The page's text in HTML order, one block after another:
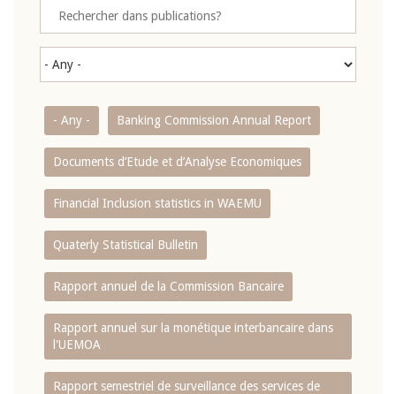
- Any - Banking Commission Annual Report
Documents d’Etude et d’Analyse Economiques
Financial Inclusion statistics in WAEMU
Quaterly Statistical Bulletin
Rapport annuel de la Commission Bancaire
Rapport annuel sur la monétique interbancaire dans
l'UEMOA
Rapport semestriel de surveillance des services de